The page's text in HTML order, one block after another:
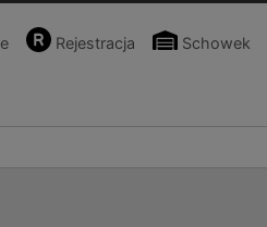
Rejestracja Schowek